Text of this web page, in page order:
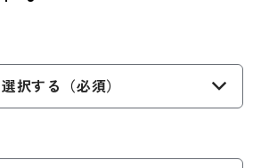
選択する（必須）